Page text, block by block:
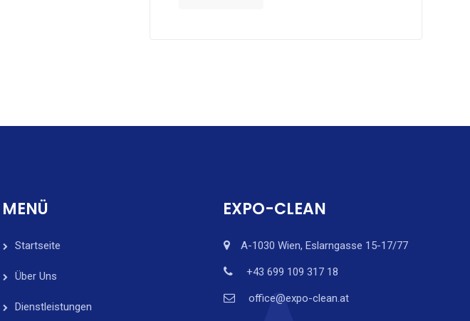
MENÜ
Startseite
Über Uns
Dienstleistungen
EXPO-CLEAN
A-1030 Wien, Eslarngasse 15-17/77
+43 699 109 317 18
office@expo-clean.at